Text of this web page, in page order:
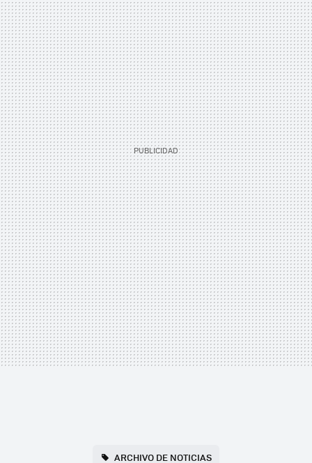
ARCHIVO DE NOTICIAS